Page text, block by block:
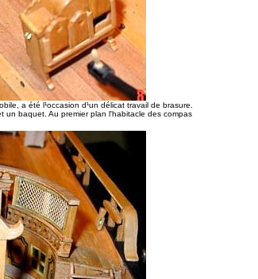
a été l¹occasion d¹un délicat travail de brasure.
baquet. Au premier plan l'habitacle des compas